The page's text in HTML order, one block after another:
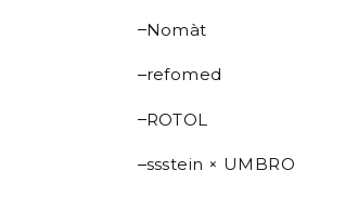
Nomàt
refomed
ROTOL
ssstein × UMBRO